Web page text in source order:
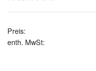
Preis:
enth. MwSt: